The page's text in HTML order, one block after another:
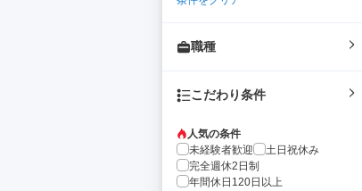
職種
こだわり条件
人気の条件
未経験者歓迎
土日祝休み
完全週休2日制
年間休日120日以上